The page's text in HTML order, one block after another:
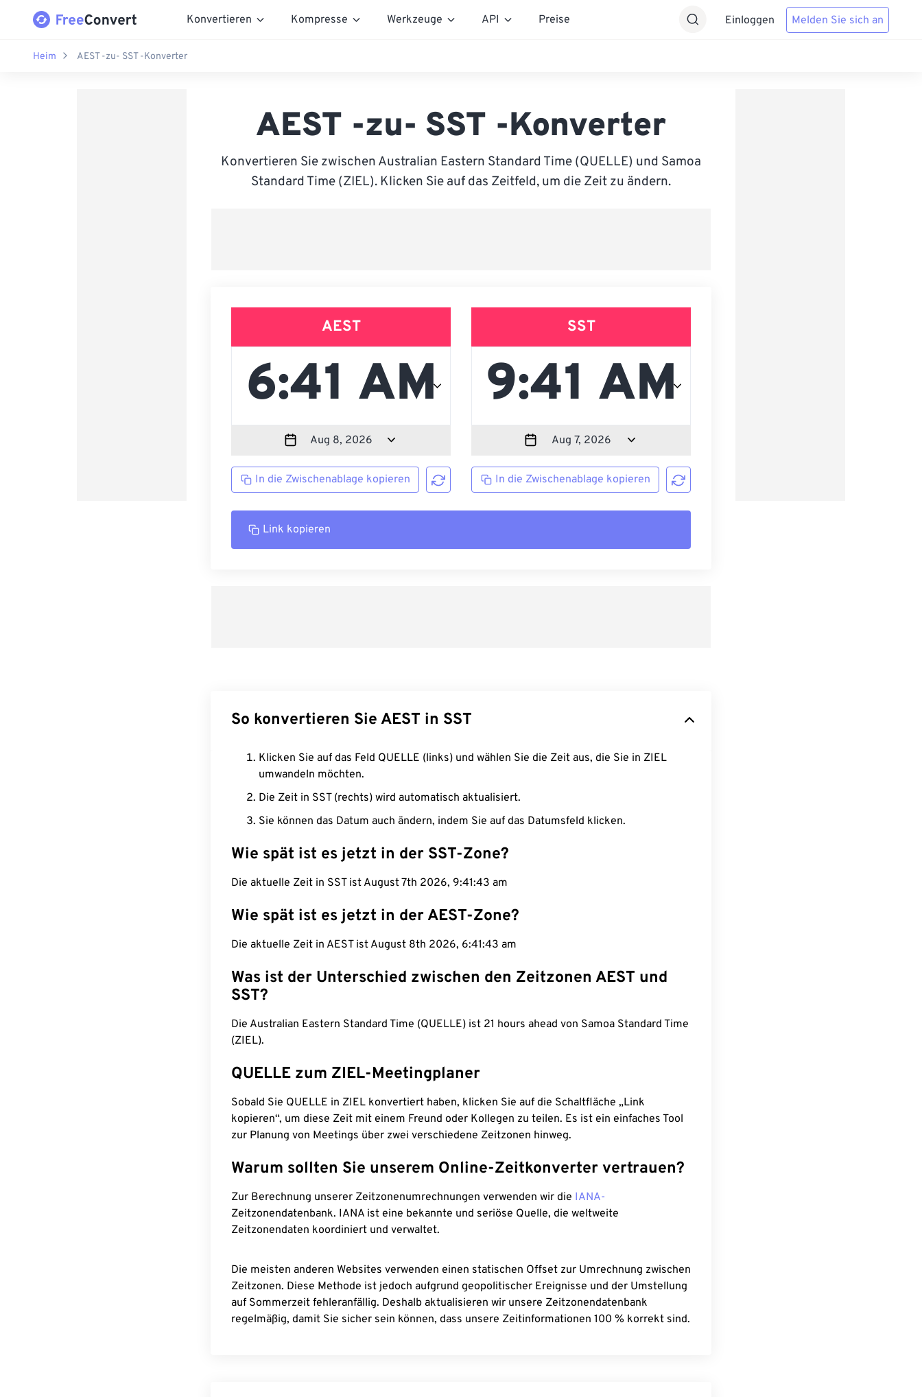
Konvertieren Kompresse Werkzeuge API Preise Einloggen Melden Sie sich an
Heim AEST -zu- SST -Konverter
AEST -zu- SST -Konverter
Konvertieren Sie zwischen Australian Eastern Standard Time (QUELLE) und Samoa
Standard Time (ZIEL). Klicken Sie auf das Zeitfeld, um die Zeit zu ändern.
AEST
In die Zwischenablage kopieren
SST
In die Zwischenablage kopieren
Link kopieren
So konvertieren Sie AEST in SST
Klicken Sie auf das Feld QUELLE (links) und wählen Sie die Zeit aus, die Sie in ZIEL
umwandeln möchten.
Die Zeit in SST (rechts) wird automatisch aktualisiert.
Sie können das Datum auch ändern, indem Sie auf das Datumsfeld klicken.
Wie spät ist es jetzt in der SST-Zone?
Die aktuelle Zeit in SST ist August 7th 2026, 9:41:44 am
Wie spät ist es jetzt in der AEST-Zone?
Die aktuelle Zeit in AEST ist August 8th 2026, 6:41:44 am
Was ist der Unterschied zwischen den Zeitzonen AEST und
SST?
Die Australian Eastern Standard Time (QUELLE) ist 21 hours ahead von Samoa Standard Time
(ZIEL).
QUELLE zum ZIEL-Meetingplaner
Sobald Sie QUELLE in ZIEL konvertiert haben, klicken Sie auf die Schaltfläche „Link
kopieren“, um diese Zeit mit einem Freund oder Kollegen zu teilen. Es ist ein einfaches Tool
zur Planung von Meetings über zwei verschiedene Zeitzonen hinweg.
Warum sollten Sie unserem Online-Zeitkonverter vertrauen?
Zur Berechnung unserer Zeitzonenumrechnungen verwenden wir die IANA-
Zeitzonendatenbank. IANA ist eine bekannte und seriöse Quelle, die weltweite
Zeitzonendaten koordiniert und verwaltet.
Die meisten anderen Websites verwenden einen statischen Offset zur Umrechnung zwischen
Zeitzonen. Diese Methode ist jedoch aufgrund geopolitischer Ereignisse und der Umstellung
auf Sommerzeit fehleranfällig. Deshalb aktualisieren wir unsere Zeitzonendatenbank
regelmäßig, damit Sie sicher sein können, dass unsere Zeitinformationen 100 % korrekt sind.